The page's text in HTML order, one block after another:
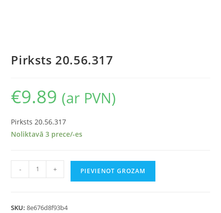
Pirksts 20.56.317
€9.89 (ar PVN)
Pirksts 20.56.317
Noliktavā 3 prece/-es
- + PIEVIENOT GROZAM
SKU:8e676d8f93b4